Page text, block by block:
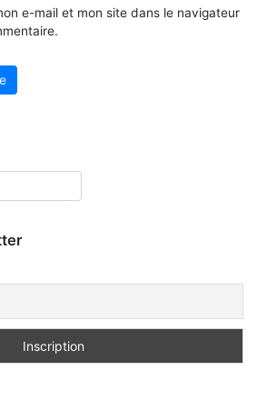
e-mail et mon site dans le navigateur